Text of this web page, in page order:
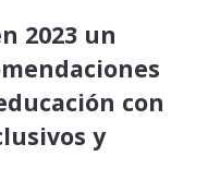
2023 un
con
y